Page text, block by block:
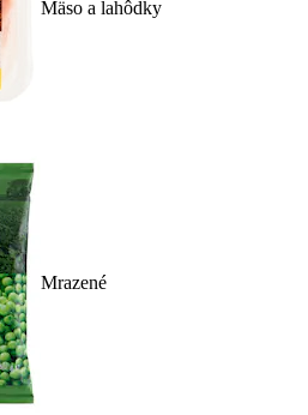
Mäso a lahôdky
Mrazené